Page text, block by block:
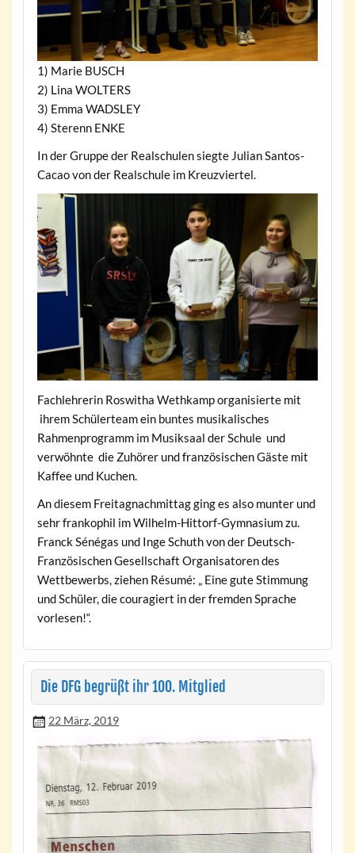
1) Marie BUSCH
2) Lina WOLTERS
3) Emma WADSLEY
4) Sterenn ENKE
In der Gruppe der Realschulen siegte Julian Santos-
Cacao von der Realschule im Kreuzviertel.
Fachlehrerin Roswitha Wethkamp organisierte mit
ihrem Schülerteam ein buntes musikalisches
Rahmenprogramm im Musiksaal der Schule und
verwöhnte die Zuhörer und französischen Gäste mit
Kaffee und Kuchen.
An diesem Freitagnachmittag ging es also munter und
sehr frankophil im Wilhelm-Hittorf-Gymnasium zu.
Franck Sénégas und Inge Schuth von der Deutsch-
Französischen Gesellschaft Organisatoren des
Wettbewerbs, ziehen Résumé: „ Eine gute Stimmung
und Schüler, die couragiert in der fremden Sprache
vorlesen!“.
Die DFG begrüßt ihr 100. Mitglied
22 März, 2019